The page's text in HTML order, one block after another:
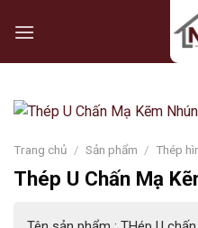
Trang chủ / Sản phẩm / Thép
Thép U Chấn Mạ